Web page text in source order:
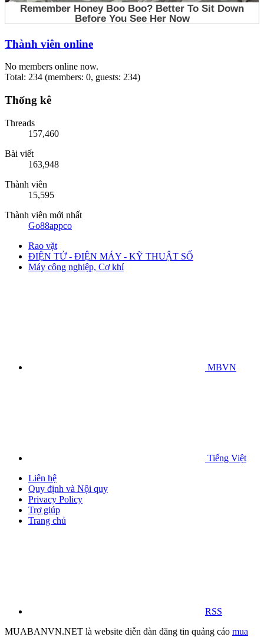
Thành viên online
No members online now.
Total: 234 (members: 0, guests: 234)
Thống kê
Threads
157,460
Bài viết
163,948
Thành viên
15,595
Thành viên mới nhất
Go88appco
Rao vặt
ĐIỆN TỬ - ĐIỆN MÁY - KỸ THUẬT SỐ
Máy công nghiệp, Cơ khí
MBVN
Tiếng Việt
Liên hệ
Quy định và Nội quy
Privacy Policy
Trợ giúp
Trang chủ
RSS
MUABANVN.NET là website diễn đàn đăng tin quảng cáo mua